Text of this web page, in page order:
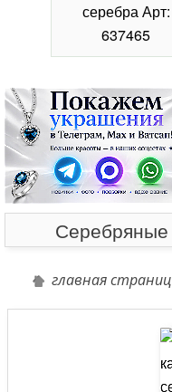
серебра Арт:
637465
Серебряные
главная